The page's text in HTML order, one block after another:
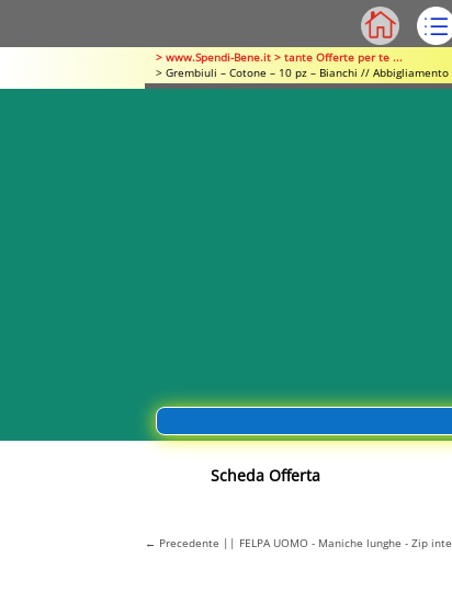
> www.Spendi-Bene.it > tante Offerte per te ...
> Grembiuli – Cotone – 10 pz – Bianchi // Abbigliamento
Scheda Offerta
← Precedente || FELPA UOMO - Maniche lunghe - Zip